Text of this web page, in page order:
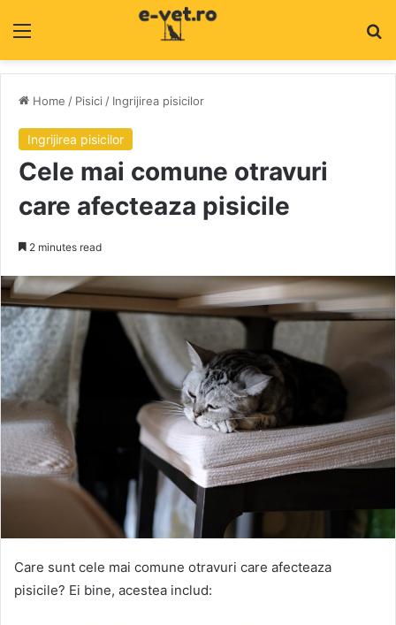
Home / Pisici / Ingrijirea pisicilor
Ingrijirea pisicilor
Cele mai comune otravuri
care afecteaza pisicile
2 minutes read
Care sunt cele mai comune otravuri care afecteaza
pisicile? Ei bine, acestea includ: